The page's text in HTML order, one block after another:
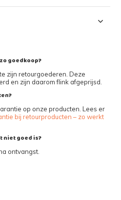
goedkoop?
zijn retourgoederen. Deze
en zijn daarom flink afgeprijsd.
op onze producten. Lees er
bij retourproducten – zo werkt
niet goed is?
ontvangst.